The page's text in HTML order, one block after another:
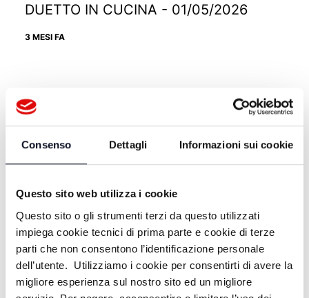
Consenso Dettagli Informazioni sui cookie
Questo sito web utilizza i cookie
Questo sito o gli strumenti terzi da questo utilizzati
impiega cookie tecnici di prima parte e cookie di terze
parti che non consentono l’identificazione personale
dell’utente. Utilizziamo i cookie per consentirti di avere la
migliore esperienza sul nostro sito ed un migliore
DUETTO IN CUCINA - 01/05/2026
3 MESI FA
DUETTO IN CUCINA - 24/04/2026
3 MESI FA
DUETTO IN CUCINA - 17/04/2026
3 MESI FA
DUETTO IN CUCINA - 10/04/2026